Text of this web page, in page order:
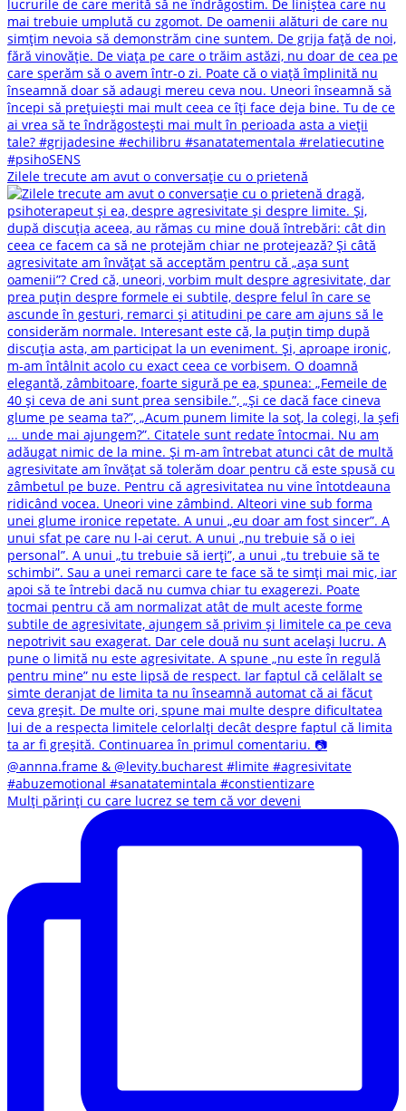
Zilele trecute am avut o conversație cu o prietenă
Mulți părinți cu care lucrez se tem că vor deveni